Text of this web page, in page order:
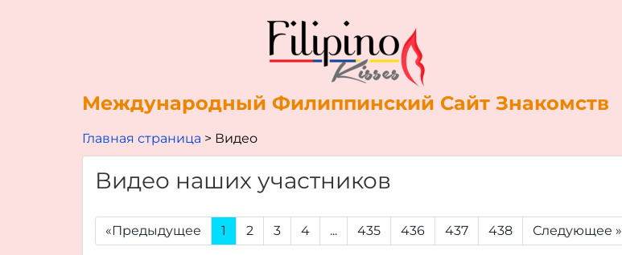
Международный Филиппинский Сайт Знакомств
Главная страница Видео
Видео наших участников
«Предыдущее 1 2 3 4 ... 435 436 437 438 Следующее »